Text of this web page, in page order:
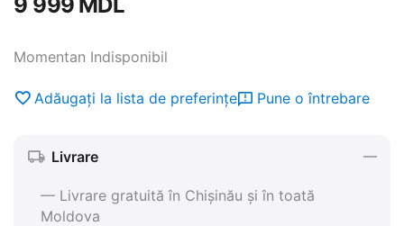
Momentan Indisponibil
Adăugați la lista de preferințe Pune o întrebare
Livrare
— Livrare gratuită în Chișinău și în toată
Moldova